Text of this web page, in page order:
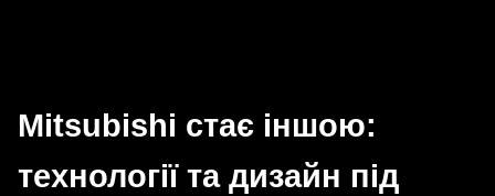
Mitsubishi стає іншою:
технології та дизайн під